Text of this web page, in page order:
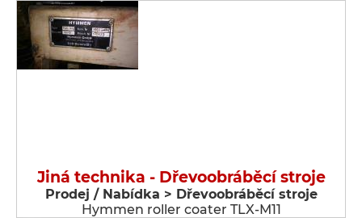
Jiná technika - Dřevoobráběcí stroje
Prodej / Nabídka > Dřevoobráběcí stroje
Hymmen roller coater TLX-M11